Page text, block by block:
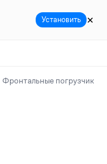
Фронтальные погрузчики
Установить ✕